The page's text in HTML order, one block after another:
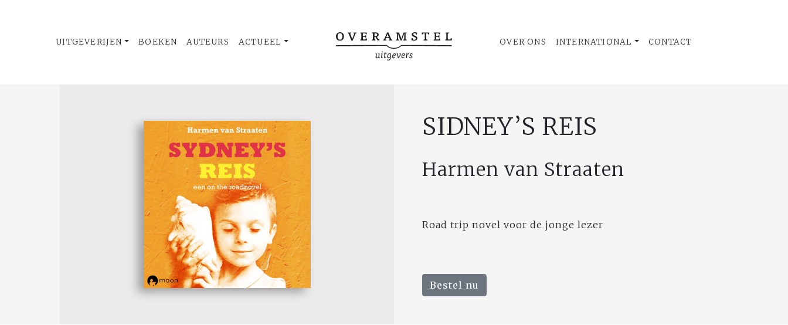
UITGEVERIJEN BOEKEN AUTEURS ACTUEEL OVER ONS INTERNATIONAL CONTACT
SIDNEY’S REIS
Harmen van Straaten
Road trip novel voor de jonge lezer
Bestel nu